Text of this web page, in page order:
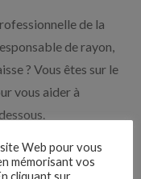
de la
de rayon,
? Vous êtes sur le
vous aider à
Web pour vous
mémorisant vos
cliquant sur